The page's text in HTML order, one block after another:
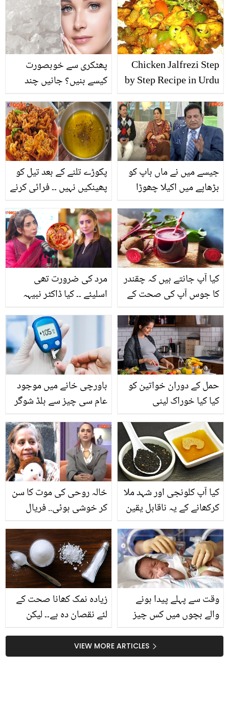
پھٹکری سے خوبصورت
کیسے بنیں؟ جانیں چند
جن سے آپ بھی کر سکتے
ہیں گھر بیٹھے خوبصورتی
میں حیرت انگیز اضافہ وہ
بھی آسانی سے
Chicken Jalfrezi Step
by Step Recipe in Urdu
پکوڑے تلنے کے بعد تیل کو
پھینکیں نہیں ۔۔ فرائی کرنے
ہے تو بس یہ چیز ملا کر
اس کو صاف اور دوبارہ
استعمال کے قابل بنائیں
جیسے میں نے ماں باپ کو
بڑھاپے میں اکیلا چھوڑا
ہوگیا.. مرنے سے پہلے خالد
بٹ نے نجی زندگی سے
متعلق کیا انکشافات کیے؟
مرد کی ضرورت تھی
اسلیئے ۔۔ کیا ڈاکٹر نبیہہ
ہیں؟ انٹرویو میں انکشاف
کیا آپ جانتے ہیں کہ چقندر
کا جوس آپ کی صحت کے
سکتا ہے؟ جانیں چقندر کے
انسانی صحت پر حیرت
انگیز کمالات اور اب سے آپ
بھی کریں اس کا بھرپور
استعمال
باورچی خانے میں موجود
عام سی چیز سے بلڈ شوگر
ہے؟ جانیئے ایسا گھریلو
نسخہ جو کرے کچھ ہی دیر
میں بڑھی ہوئی شوگر کو
کم
حمل کے دوران خواتین کو
کیا کیا خوراک لینی
غذاؤں کے بارے میں
معلومات جو بنائے ماں اور
بچے دونوں کو صحت مند
خالہ روحی کی موت کا سن
کر خوشی ہوئی.. فریال
متعلق چونکا دینے والا بیان
کیا آپ کلونجی اور شہد ملا
کرکھانے کے یہ ناقابل یقین
زیادہ نمک کھانا صحت کے
لئے نقصان دہ ہے۔۔ لیکن
کاموں میں استعمال کیا
جاسکتا ہے جانیے زندگی
وقت سے پہلے پیدا ہونے
والے بچوں میں کس چیز
ماں کو پتہ ہونی چاہیئےVIEW MORE ARTICLES